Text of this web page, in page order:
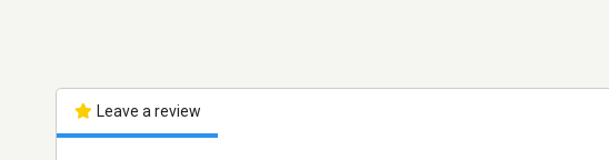
Leave a review